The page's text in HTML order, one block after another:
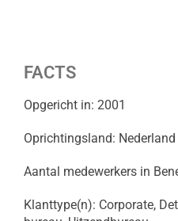
FACTS
Opgericht in: 2001
Oprichtingsland: Nederland
Aantal medewerkers in
Klanttype(n): Corporate,